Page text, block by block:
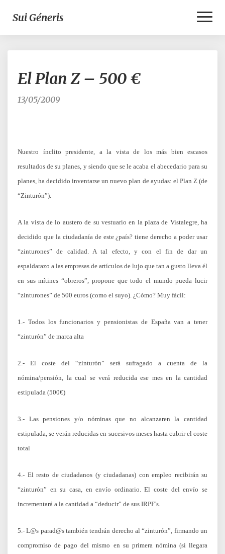
Sui Géneris
Plan
Z
El Plan Z – 500 €
13/05/2009
Nuestro ínclito presidente, a la vista de los más bien escasos
resultados de su planes, y siendo que se le acaba el abecedario para su
planes, ha decidido inventarse un nuevo plan de ayudas: el Plan Z (de
“Zinturón”).
A la vista de lo austero de su vestuario en la plaza de Vistalegre, ha
decidido que la ciudadanía de este ¿país? tiene derecho a poder usar
“zinturones” de calidad. A tal efecto, y con el fin de dar un
espaldarazo a las empresas de artículos de lujo que tan a gusto lleva él
en sus mítines “obreros”, propone que todo el mundo pueda lucir
“zinturones” de 500 euros (como el suyo). ¿Cómo? Muy fácil:
1.- Todos los funcionarios y pensionistas de España van a tener
“zinturón” de marca alta
2.- El coste del “zinturón” será sufragado a cuenta de la
nómina/pensión, la cual se verá reducida ese mes en la cantidad
estipulada (500€)
3.- Las pensiones y/o nóminas que no alcanzaren la cantidad
estipulada, se verán reducidas en sucesivos meses hasta cubrir el coste
total
4.- El resto de ciudadanos (y ciudadanas) con empleo recibirán su
“zinturón” en su casa, en envío ordinario. El coste del envío se
incrementará a la cantidad a “deducir” de sus IRPF’s.
5.- L@s parad@s también tendrán derecho al “zinturón”, firmando un
compromiso de pago del mismo en su primera nómina (si llegara